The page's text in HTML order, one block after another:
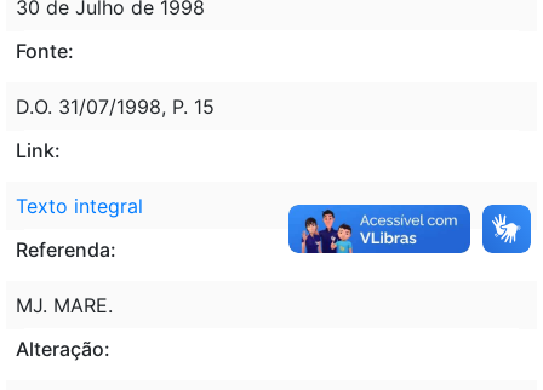
30 de Julho de 1998
Fonte:
D.O. 31/07/1998, P. 15
Link:
Texto integral
Referenda:
MJ. MARE.
Alteração: